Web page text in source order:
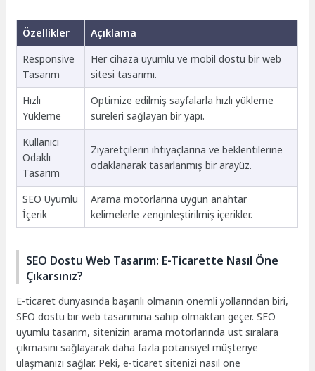
Özellikler
Açıklama
Responsive
Tasarım
Her cihaza uyumlu ve mobil dostu bir web
sitesi tasarımı.
Hızlı
Yükleme
Optimize edilmiş sayfalarla hızlı yükleme
süreleri sağlayan bir yapı.
Kullanıcı
Odaklı
Tasarım
Ziyaretçilerin ihtiyaçlarına ve beklentilerine
odaklanarak tasarlanmış bir arayüz.
SEO Uyumlu
İçerik
Arama motorlarına uygun anahtar
kelimelerle zenginleştirilmiş içerikler.
SEO Dostu Web Tasarım: E-Ticarette Nasıl Öne
Çıkarsınız?
E-ticaret dünyasında başarılı olmanın önemli yollarından biri,
SEO dostu bir web tasarımına sahip olmaktan geçer. SEO
uyumlu tasarım, sitenizin arama motorlarında üst sıralara
çıkmasını sağlayarak daha fazla potansiyel müşteriye
ulaşmanızı sağlar. Peki, e-ticaret sitenizi nasıl öne